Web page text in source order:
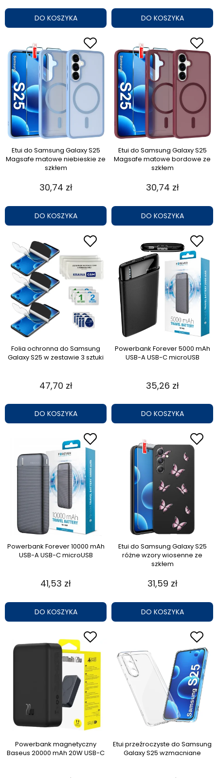
DO KOSZYKA DO KOSZYKA
Etui do Samsung Galaxy S25
Magsafe matowe niebieskie ze
szkłem
30,74 zł
DO KOSZYKA
Etui do Samsung Galaxy S25
Magsafe matowe bordowe ze
szkłem
30,74 zł
DO KOSZYKA
Folia ochronna do Samsung
Galaxy S25 w zestawie 3 sztuki
47,70 zł
DO KOSZYKA
Powerbank Forever 5000 mAh
USB-A USB-C microUSB
35,26 zł
DO KOSZYKA
Powerbank Forever 10000 mAh
USB-A USB-C microUSB
41,53 zł
DO KOSZYKA
Etui do Samsung Galaxy S25
różne wzory wiosenne ze
szkłem
31,59 zł
DO KOSZYKA
Powerbank magnetyczny
Baseus 20000 mAh 20W USB-C
Etui przeźroczyste do Samsung
Galaxy S25 wzmacniane